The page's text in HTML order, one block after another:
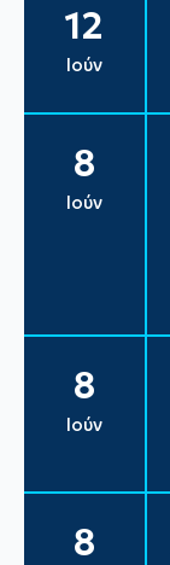
12
Ιούν
8
Ιούν
8
Ιούν
8